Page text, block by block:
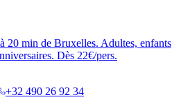
20 min de Bruxelles. Adultes, enfants
Dès 22€/pers.
+32 490 26 92 34